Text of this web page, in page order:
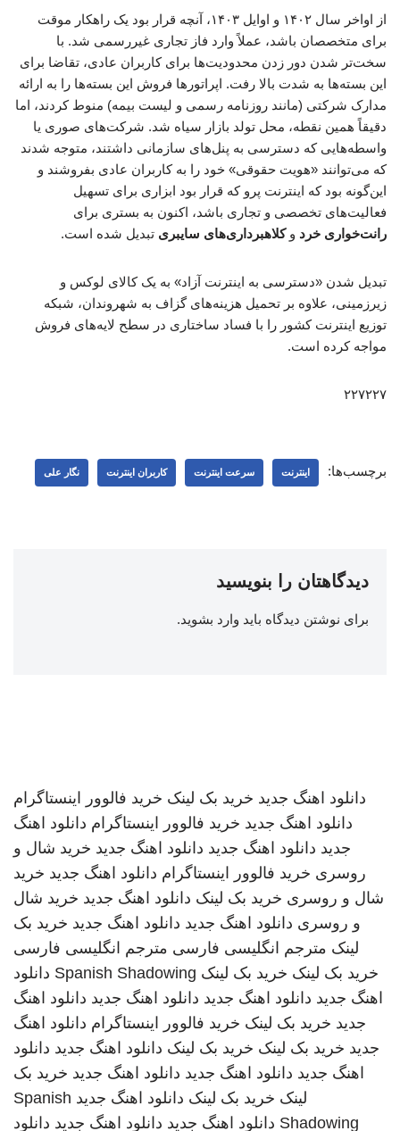
از اواخر سال ۱۴۰۲ و اوایل ۱۴۰۳، آنچه قرار بود یک راهکار موقت
برای متخصصان باشد، عملاً وارد فاز تجاری غیررسمی شد. با
سخت‌تر شدن دور زدن محدودیت‌ها برای کاربران عادی، تقاضا برای
این بسته‌ها به شدت بالا رفت. اپراتورها فروش این بسته‌ها را به ارائه
مدارک شرکتی (مانند روزنامه رسمی و لیست بیمه) منوط کردند، اما
دقیقاً همین نقطه، محل تولد بازار سیاه شد. شرکت‌های صوری یا
واسطه‌هایی که دسترسی به پنل‌های سازمانی داشتند، متوجه شدند
که می‌توانند «هویت حقوقی» خود را به کاربران عادی بفروشند و
این‌گونه بود که اینترنت پرو که قرار بود ابزاری برای تسهیل
فعالیت‌های تخصصی و تجاری باشد، اکنون به بستری برای
رانت‌خواری خرد وکلاهبرداری‌های سایبری تبدیل شده است.
تبدیل شدن «دسترسی به اینترنت آزاد» به یک کالای لوکس و
زیرزمینی، علاوه بر تحمیل هزینه‌های گزاف به شهروندان، شبکه
توزیع اینترنت کشور را با فساد ساختاری در سطح لایه‌های فروش
مواجه کرده است.
۲۲۷۲۲۷
برچسب‌ها: اینترنت سرعت اینترنت کاربران اینترنت نگار علی
دیدگاهتان را بنویسید
برای نوشتن دیدگاه باید وارد بشوید.
دانلود اهنگ جدید خرید بک لینک خرید فالوور اینستاگرام
دانلود اهنگ جدید خرید فالوور اینستاگرام دانلود اهنگ
جدید دانلود اهنگ جدید دانلود اهنگ جدید خرید شال و
روسری خرید فالوور اینستاگرام دانلود اهنگ جدید خرید
شال و روسری خرید بک لینک دانلود اهنگ جدید خرید شال
و روسری دانلود اهنگ جدید دانلود اهنگ جدید خرید بک
لینک مترجم انگلیسی فارسی مترجم انگلیسی فارسی
خرید بک لینک خرید بک لینک Spanish Shadowing دانلود
اهنگ جدید دانلود اهنگ جدید دانلود اهنگ جدید دانلود اهنگ
جدید خرید بک لینک خرید فالوور اینستاگرام دانلود اهنگ
جدید خرید بک لینک خرید بک لینک دانلود اهنگ جدید دانلود
اهنگ جدید دانلود اهنگ جدید دانلود اهنگ جدید خرید بک
لینک خرید بک لینک دانلود اهنگ جدید Spanish
Shadowing دانلود اهنگ جدید دانلود اهنگ جدید دانلود